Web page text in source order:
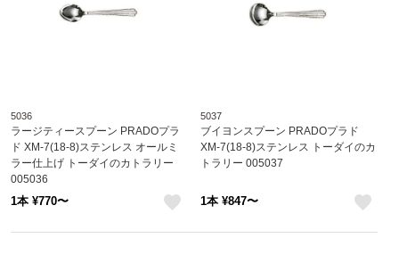
5036
ラージティースプーン PRADOプラ
ド XM-7(18-8)ステンレス オールミ
ラー仕上げ トーダイのカトラリー
005036
1本 ¥770〜
5037
ブイヨンスプーン PRADOプラド
XM-7(18-8)ステンレス トーダイのカ
トラリー 005037
1本 ¥847〜